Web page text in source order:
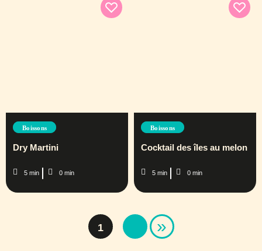
Boissons
Dry Martini
5 min 0 min
Boissons
Cocktail des îles au melon
5 min 0 min
1 »